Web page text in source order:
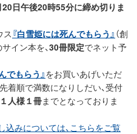
日午後20時55分に締め切りま
ス 『白雪姫には死んでもらう』 （創
イン本を、30冊限定でネット予
でもらう』をお買いあげいただ
着順で満数になりしだい、受付
人様１冊までとなっておりま
込みについては、こちらをご覧